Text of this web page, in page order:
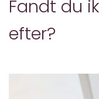
Fandt du
efter?